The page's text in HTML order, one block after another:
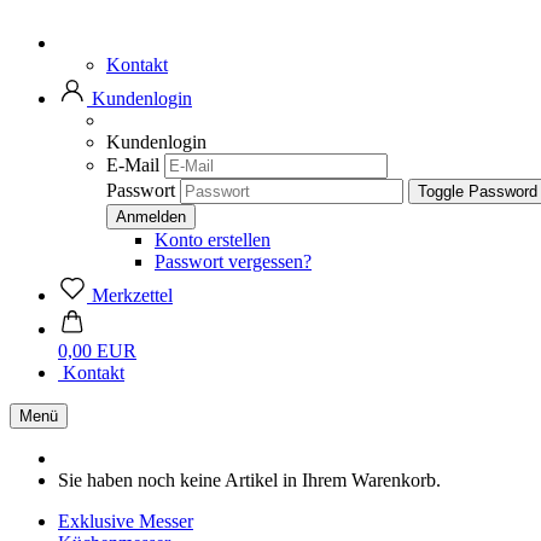
Kontakt
Kundenlogin
Kundenlogin
E-Mail
Passwort
Toggle
Konto erstellen
Passwort vergessen?
Merkzettel
0,00 EUR
Kontakt
Menü
Sie haben noch keine Artikel in Ihrem Warenkorb.
Exklusive Messer